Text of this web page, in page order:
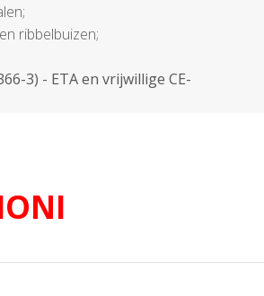
ribbelbuizen;
3) - ETA en vrijwillige CE-